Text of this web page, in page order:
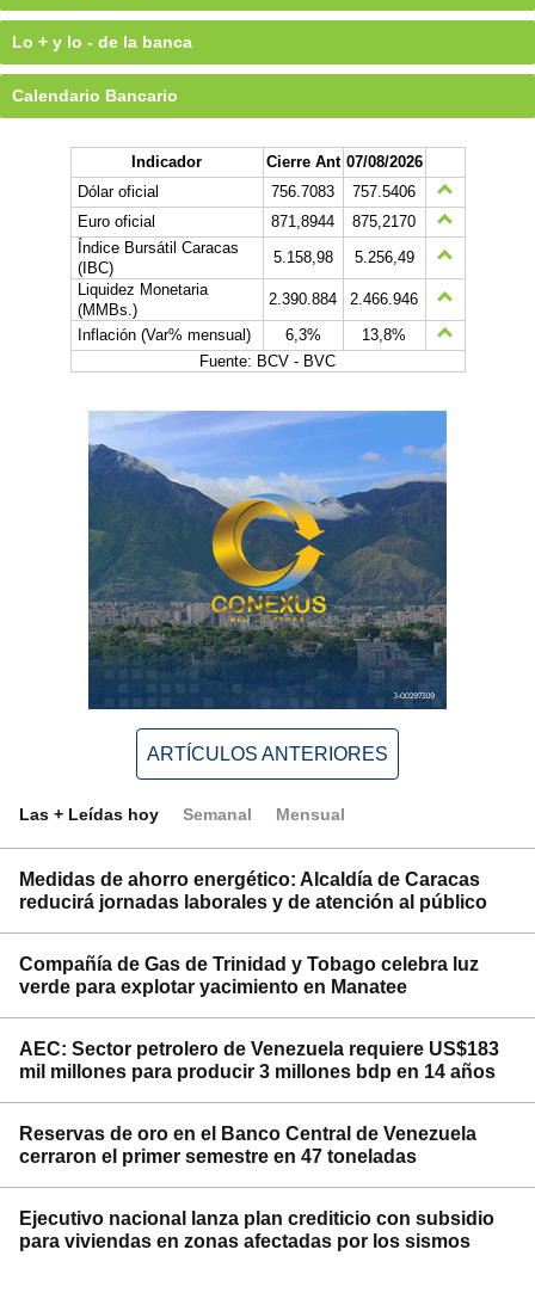
Lo + y lo - de la banca
Calendario Bancario
Indicador Cierre Ant 07/08/2026
Dólar oficial
756.7083
757.5406
Euro oficial
871,8944
875,2170
Índice Bursátil Caracas
(IBC)
5.158,98
5.256,49
Liquidez Monetaria
(MMBs.)
2.390.884
2.466.946
Inflación (Var% mensual)
6,3%
13,8%
Fuente: BCV - BVC
ARTÍCULOS ANTERIORES
Las + Leídas hoy Semanal Mensual
Medidas de ahorro energético: Alcaldía de Caracas
reducirá jornadas laborales y de atención al público
Compañía de Gas de Trinidad y Tobago celebra luz
verde para explotar yacimiento en Manatee
AEC: Sector petrolero de Venezuela requiere US$183
mil millones para producir 3 millones bdp en 14 años
Reservas de oro en el Banco Central de Venezuela
cerraron el primer semestre en 47 toneladas
Ejecutivo nacional lanza plan crediticio con subsidio
para viviendas en zonas afectadas por los sismos